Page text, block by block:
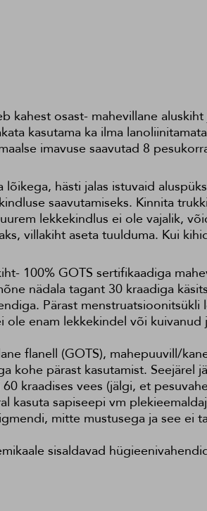
kahest osast- mahevillane
kasutama ka ilma
imavuse saavutad 8
lõikega, hästi jalas istuvaid
saavutamiseks. Kinnita
lekkekindlus ei ole vajalik,
villakiht aseta tuulduma. Kui
100% GOTS sertifikaadiga
nädala tagant 30 kraadiga
Pärast
ole enam lekkekindel või
flanell (GOTS), mahepuuvill/
kohe pärast kasutamist. Seejärel
kraadises vees (jälgi, et
kasuta sapiseepi vm
mitte mustusega ja see ei
sisaldavad